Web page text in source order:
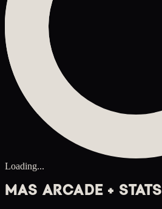
Loading...
MAS ARCADE + STATS